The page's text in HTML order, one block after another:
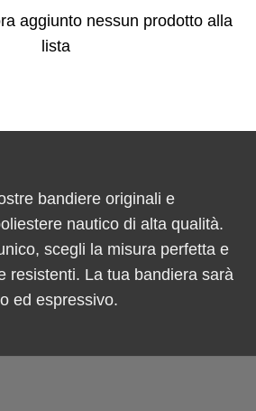
aggiunto nessun prodotto alla
lista
bandiere originali e
nautico di alta qualità.
scegli la misura perfetta e
resistenti. La tua bandiera sarà
ed espressivo.